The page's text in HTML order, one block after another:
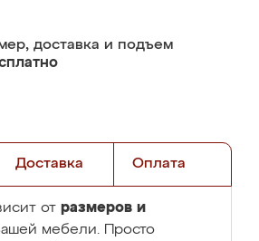
доставка и подъем
Доставка Оплата
от размеров и
мебели. Просто